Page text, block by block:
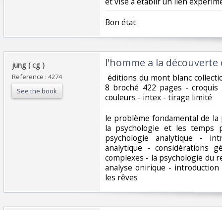
‎Bon état‎
‎jung ( cg )‎
Reference : 4274
See the book
‎l'homme a la découverte
éditions du mont blanc
8 broché 422 pages -
couleurs - intex - tirage limité‎
‎le problème fondamental de
la psychologie et les temps
psychologie analytique -
analytique - considérations
complexes - la psychologie du
analyse onirique -
les rêves ‎